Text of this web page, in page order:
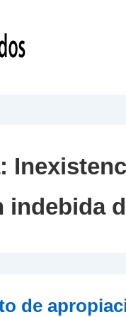
indebida
de